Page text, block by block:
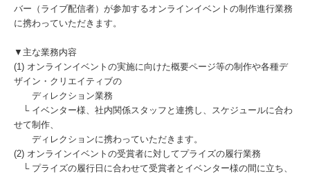
バー（ライブ配信者）が参加するオンラインイベントの制作進行業務
に携わっていただきます。
▼主な業務内容
(1) オンラインイベントの実施に向けた概要ページ等の制作や各種デ
ザイン・クリエイティブの
ディレクション業務
└ イベンター様、社内関係スタッフと連携し、スケジュールに合わ
せて制作、
ディレクションに携わっていただきます。
(2) オンラインイベントの受賞者に対してプライズの履行業務
└ プライズの履行日に合わせて受賞者とイベンター様の間に立ち、